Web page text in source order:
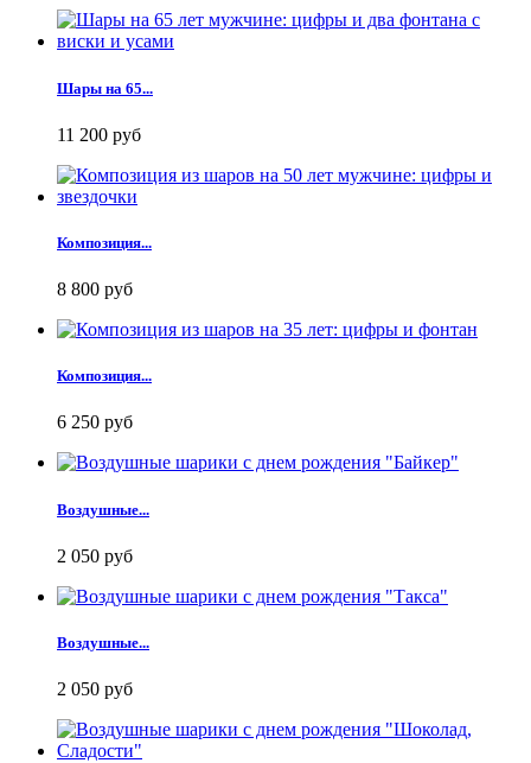
Шары на 65...
11 200 руб
Композиция...
8 800 руб
Композиция...
6 250 руб
Воздушные...
2 050 руб
Воздушные...
2 050 руб